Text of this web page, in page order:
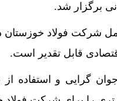
برگزار شد.
شرکت فولاد
قابل تقدیر است.
جوان گرایی و استفاده